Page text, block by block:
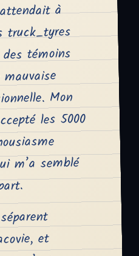
à
truck_tyres
témoins
Mon
les 5000
m’a semblé
et